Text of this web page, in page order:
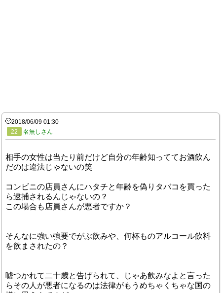
2018/06/09 01:30
22
名無しさん
相手の女性は当たり前だけど自分の年齢知っててお酒飲ん
だのは違法じゃないの笑
コンビニの店員さんにハタチと年齢を偽りタバコを買った
ら逮捕されるんじゃないの？
この場合も店員さんが悪者ですか？
そんなに強い強要でがぶ飲みや、何杯ものアルコール飲料
を飲まされたの？
嘘つかれて二十歳と告げられて、じゃあ飲みなよと言った
らその人が悪者になるのは法律がもうめちゃくちゃな国の